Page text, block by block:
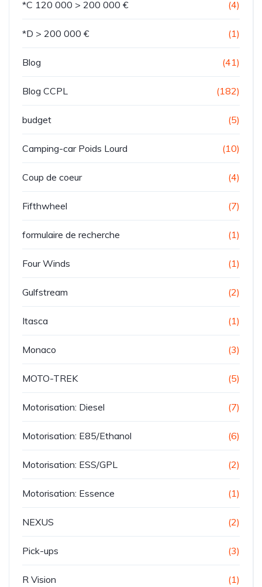
*C 120 000 > 200 000 € (4)
*D > 200 000 € (1)
Blog (41)
Blog CCPL (182)
budget (5)
Camping-car Poids Lourd (10)
Coup de coeur (4)
Fifthwheel (7)
formulaire de recherche (1)
Four Winds (1)
Gulfstream (2)
Itasca (1)
Monaco (3)
MOTO-TREK (5)
Motorisation: Diesel (7)
Motorisation: E85/Ethanol (6)
Motorisation: ESS/GPL (2)
Motorisation: Essence (1)
NEXUS (2)
Pick-ups (3)
R Vision (1)